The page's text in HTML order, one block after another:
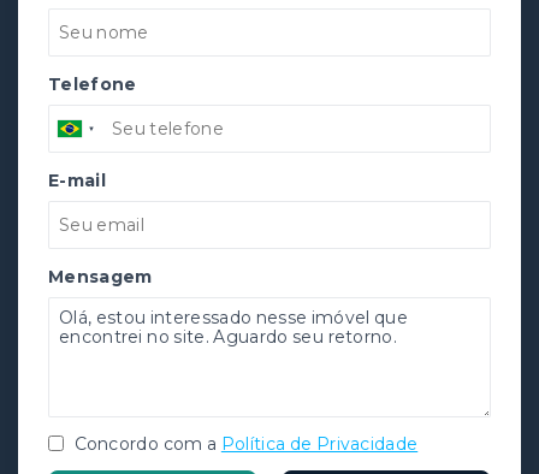
Telefone
E-mail
Mensagem
Concordo com a Política de Privacidade